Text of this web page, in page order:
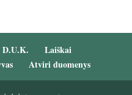
D.U.K.
Laiškai
Atviri duomenys